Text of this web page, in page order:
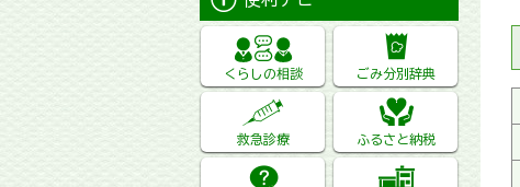
くらしの相談 ごみ分別辞典
救急診療 ふるさと納税